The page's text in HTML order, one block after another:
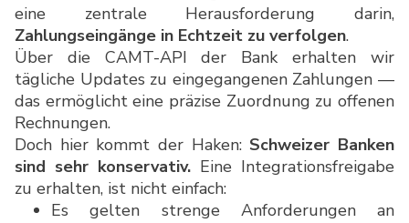
eine zentrale Herausforderung darin,
Zahlungseingänge in Echtzeit zu verfolgen.
Über die CAMT-API der Bank erhalten wir
tägliche Updates zu eingegangenen Zahlungen —
das ermöglicht eine präzise Zuordnung zu offenen
Rechnungen.
Doch hier kommt der Haken: Schweizer Banken
sind sehr konservativ. Eine Integrationsfreigabe
zu erhalten, ist nicht einfach:
Es gelten strenge Anforderungen an